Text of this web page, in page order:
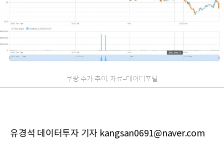
쿠팡 주가 추이. 자료=데이터포털
유경석 데이터투자 기자 kangsan0691@naver.com